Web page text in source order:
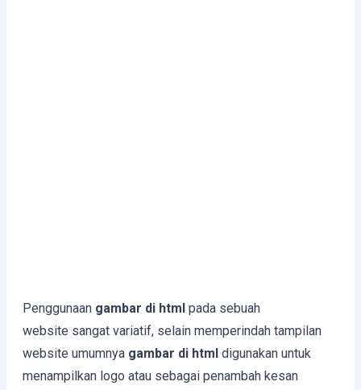
Penggunaan gambar di html pada sebuah
website sangat variatif, selain memperindah tampilan
website umumnya gambar di html digunakan untuk
menampilkan logo atau sebagai penambah kesan